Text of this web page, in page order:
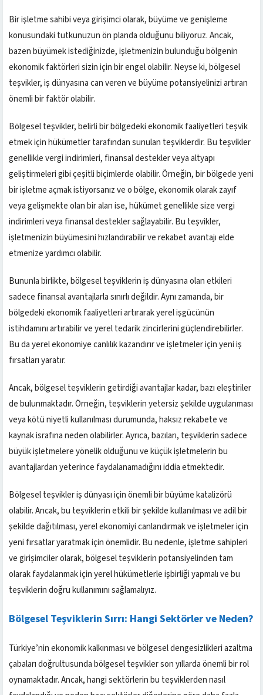
Bir işletme sahibi veya girişimci olarak, büyüme ve genişleme
konusundaki tutkunuzun ön planda olduğunu biliyoruz. Ancak,
bazen büyümek istediğinizde, işletmenizin bulunduğu bölgenin
ekonomik faktörleri sizin için bir engel olabilir. Neyse ki, bölgesel
teşvikler, iş dünyasına can veren ve büyüme potansiyelinizi artıran
önemli bir faktör olabilir.
Bölgesel teşvikler, belirli bir bölgedeki ekonomik faaliyetleri teşvik
etmek için hükümetler tarafından sunulan teşviklerdir. Bu teşvikler
genellikle vergi indirimleri, finansal destekler veya altyapı
geliştirmeleri gibi çeşitli biçimlerde olabilir. Örneğin, bir bölgede yeni
bir işletme açmak istiyorsanız ve o bölge, ekonomik olarak zayıf
veya gelişmekte olan bir alan ise, hükümet genellikle size vergi
indirimleri veya finansal destekler sağlayabilir. Bu teşvikler,
işletmenizin büyümesini hızlandırabilir ve rekabet avantajı elde
etmenize yardımcı olabilir.
Bununla birlikte, bölgesel teşviklerin iş dünyasına olan etkileri
sadece finansal avantajlarla sınırlı değildir. Aynı zamanda, bir
bölgedeki ekonomik faaliyetleri artırarak yerel işgücünün
istihdamını artırabilir ve yerel tedarik zincirlerini güçlendirebilirler.
Bu da yerel ekonomiye canlılık kazandırır ve işletmeler için yeni iş
fırsatları yaratır.
Ancak, bölgesel teşviklerin getirdiği avantajlar kadar, bazı eleştiriler
de bulunmaktadır. Örneğin, teşviklerin yetersiz şekilde uygulanması
veya kötü niyetli kullanılması durumunda, haksız rekabete ve
kaynak israfına neden olabilirler. Ayrıca, bazıları, teşviklerin sadece
büyük işletmelere yönelik olduğunu ve küçük işletmelerin bu
avantajlardan yeterince faydalanamadığını iddia etmektedir.
Bölgesel teşvikler iş dünyası için önemli bir büyüme katalizörü
olabilir. Ancak, bu teşviklerin etkili bir şekilde kullanılması ve adil bir
şekilde dağıtılması, yerel ekonomiyi canlandırmak ve işletmeler için
yeni fırsatlar yaratmak için önemlidir. Bu nedenle, işletme sahipleri
ve girişimciler olarak, bölgesel teşviklerin potansiyelinden tam
olarak faydalanmak için yerel hükümetlerle işbirliği yapmalı ve bu
teşviklerin doğru kullanımını sağlamalıyız.
Bölgesel Teşviklerin Sırrı: Hangi Sektörler ve Neden?
Türkiye’nin ekonomik kalkınması ve bölgesel dengesizlikleri azaltma
çabaları doğrultusunda bölgesel teşvikler son yıllarda önemli bir rol
oynamaktadır. Ancak, hangi sektörlerin bu teşviklerden nasıl